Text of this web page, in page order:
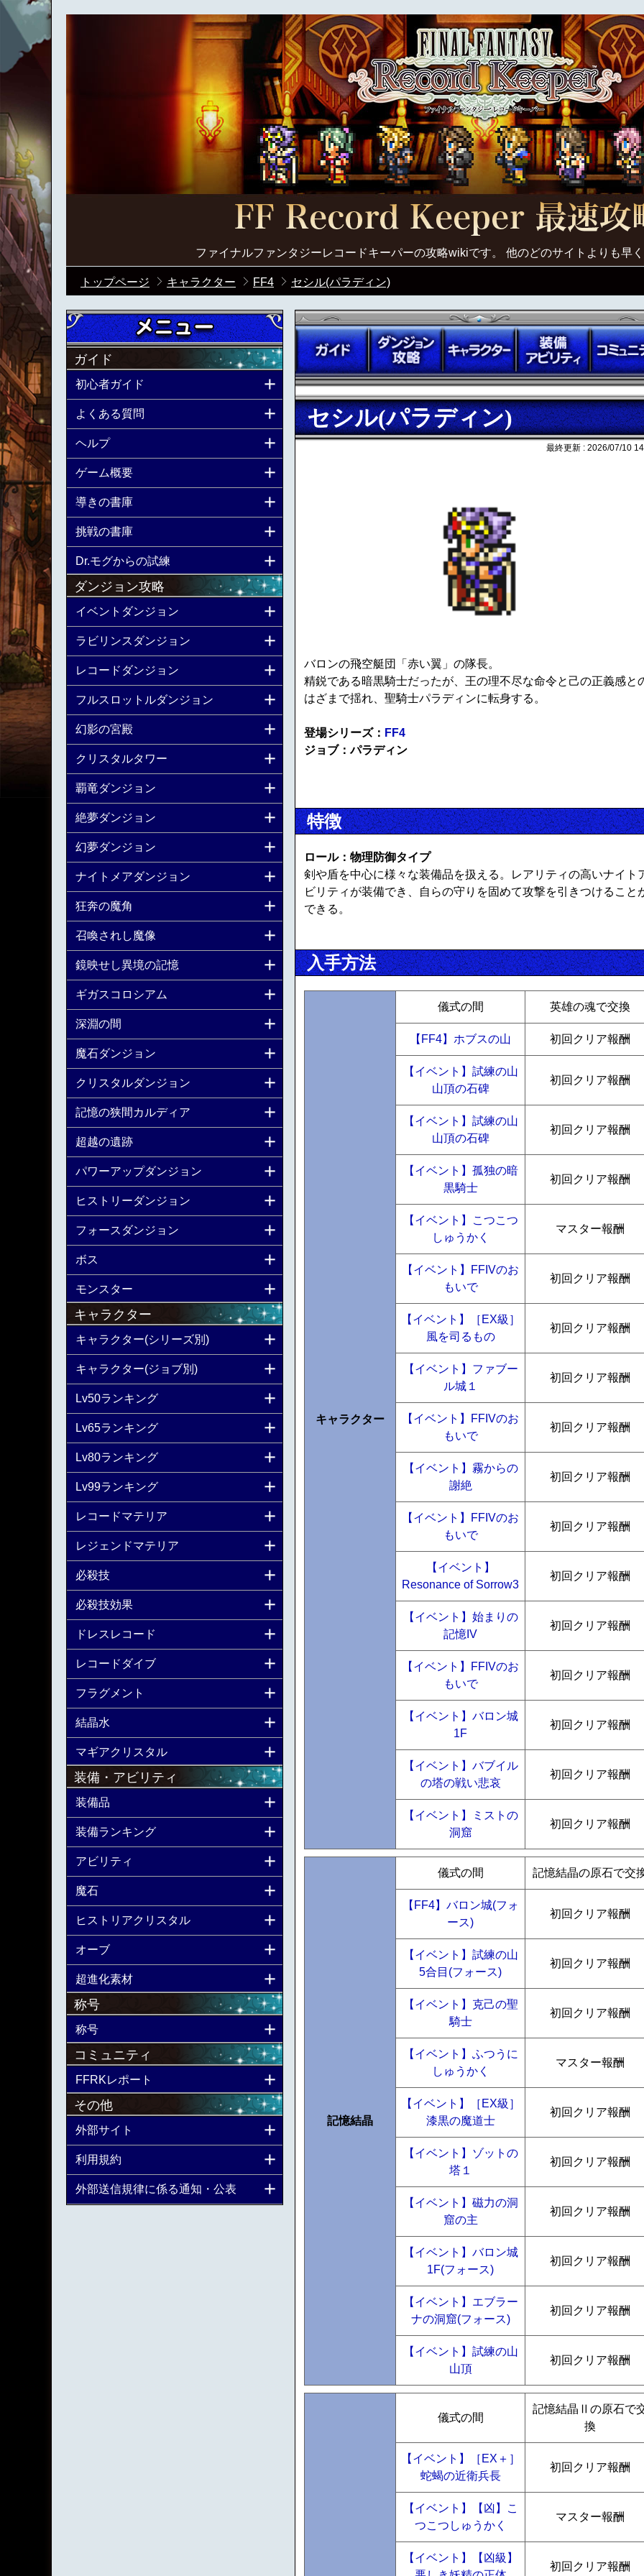
ファイナルファンタジーレコードキーパーの攻略wikiです。 他のどのサイトよりも早
トップページ キャラクター FF4 セシル(パラディン)
セシル(パラディン)
最終更新 : 2026/07/10
バロンの飛空艇団「赤い翼」の隊長。
精鋭である暗黒騎士だったが、王の理不尽な命令と己の正義感と
はざまで揺れ、聖騎士パラディンに転身する。
登場シリーズ： FF4
ジョブ：パラディン
特徴
ロール：物理防御タイプ
剣や盾を中心に様々な装備品を扱える。レアリティの高いナイト
ビリティが装備でき、自らの守りを固めて攻撃を引きつけること
できる。
入手方法
キャラクター
儀式の間 英雄の魂で交換
【FF4】ホブスの山 初回クリア報酬
【イベント】試練の山
山頂の石碑
初回クリア報酬
【イベント】試練の山
山頂の石碑
初回クリア報酬
【イベント】孤独の暗
黒騎士
初回クリア報酬
【イベント】こつこつ
しゅうかく
マスター報酬
【イベント】FFIVのお
もいで
初回クリア報酬
【イベント】［EX級］
風を司るもの
初回クリア報酬
【イベント】ファブー
ル城１
初回クリア報酬
【イベント】FFIVのお
もいで
初回クリア報酬
【イベント】霧からの
謝絶
初回クリア報酬
【イベント】FFIVのお
もいで
初回クリア報酬
【イベント】
Resonance of Sorrow3
初回クリア報酬
【イベント】始まりの
記憶IV
初回クリア報酬
【イベント】FFIVのお
もいで
初回クリア報酬
【イベント】バロン城
1F
初回クリア報酬
【イベント】バブイル
の塔の戦い悲哀
初回クリア報酬
【イベント】ミストの
洞窟
初回クリア報酬
記憶結晶
儀式の間 記憶結晶の原石で交
【FF4】バロン城(フォ
ース)
初回クリア報酬
【イベント】試練の山
5合目(フォース)
初回クリア報酬
【イベント】克己の聖
騎士
初回クリア報酬
【イベント】ふつうに
しゅうかく
マスター報酬
【イベント】［EX級］
漆黒の魔道士
初回クリア報酬
【イベント】ゾットの
塔１
初回クリア報酬
【イベント】磁力の洞
窟の主
初回クリア報酬
【イベント】バロン城
1F(フォース)
初回クリア報酬
【イベント】エブラー
ナの洞窟(フォース)
初回クリア報酬
【イベント】試練の山
山頂
初回クリア報酬
儀式の間
記憶結晶Ⅱの原石で
換
【イベント】［EX＋］
蛇蝎の近衛兵長
初回クリア報酬
【イベント】【凶】こ
つこつしゅうかく
マスター報酬
【イベント】【凶級】
初回クリア報酬
ガイド
初心者ガイド
よくある質問
ヘルプ
ゲーム概要
導きの書庫
挑戦の書庫
Dr.モグからの試練
ダンジョン攻略
イベントダンジョン
ラビリンスダンジョン
レコードダンジョン
フルスロットルダンジョン
幻影の宮殿
クリスタルタワー
覇竜ダンジョン
絶夢ダンジョン
幻夢ダンジョン
ナイトメアダンジョン
狂奔の魔角
召喚されし魔像
鏡映せし異境の記憶
ギガスコロシアム
深淵の間
魔石ダンジョン
クリスタルダンジョン
記憶の狭間カルディア
超越の遺跡
パワーアップダンジョン
ヒストリーダンジョン
フォースダンジョン
ボス
モンスター
キャラクター
キャラクター(シリーズ別)
キャラクター(ジョブ別)
Lv50ランキング
Lv65ランキング
Lv80ランキング
Lv99ランキング
レコードマテリア
レジェンドマテリア
必殺技
必殺技効果
ドレスレコード
レコードダイブ
フラグメント
結晶水
マギアクリスタル
装備・アビリティ
装備品
装備ランキング
アビリティ
魔石
ヒストリアクリスタル
オーブ
超進化素材
称号
称号
コミュニティ
FFRKレポート
その他
外部サイト
利用規約
外部送信規律に係る通知・公表